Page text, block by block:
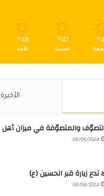
℃
47
℃
السبت
48
℃
الأحد
الأخيرة
والمتصوّفة في ميزان أهل
06/06/2024
تدع زيارة قبر الحسين (ع)
08/08/2024